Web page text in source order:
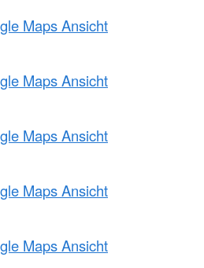
Maps Ansicht
Maps Ansicht
Maps Ansicht
Maps Ansicht
Maps Ansicht